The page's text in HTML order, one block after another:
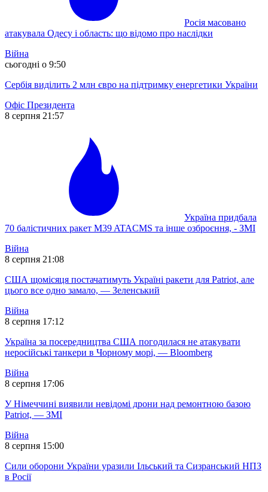
Росія масовано
атакувала Одесу і область: що відомо про наслідки
Війна
сьогодні о 9:50
Сербія виділить 2 млн євро на підтримку енергетики України
Офіс Президента
8 серпня 21:57
Україна придбала
70 балістичних ракет M39 ATACMS та інше озброєння, - ЗМІ
Війна
8 серпня 21:08
США щомісяця постачатимуть Україні ракети для Patriot, але
цього все одно замало, — Зеленський
Війна
8 серпня 17:12
Україна за посередництва США погодилася не атакувати
неросійські танкери в Чорному морі, — Bloomberg
Війна
8 серпня 17:06
У Німеччині виявили невідомі дрони над ремонтною базою
Patriot, — ЗМІ
Війна
8 серпня 15:00
Сили оборони України уразили Ільський та Сизранський НПЗ
в Росії